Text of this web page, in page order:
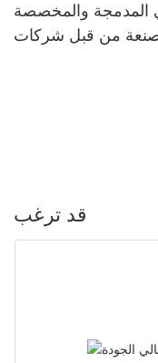
المدمجة والمخصصة
من قبل شركات
قد ترغب